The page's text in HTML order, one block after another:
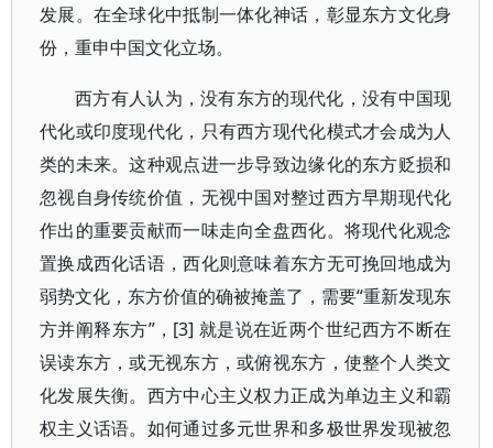
发展。在全球化中抵制一体化神话，彰显东方文化身
份，重申中国文化立场。
西方有人认为，没有东方的现代化，没有中国现
代化或印度现代化，只有西方现代化模式才会成为人
类的未来。这种观点进一步导致边缘化的东方贬损和
忽视自身传统价值，无视中国对整过西方早期现代化
作出的重要贡献而一味走向全盘西化。将现代化观念
置换成西化话语，西化则意味着东方无可挽回地成为
弱势文化，东方价值的确被掩盖了，需要“重新发现东
方并阐释东方”，[3] 就是说在近两个世纪西方不断在
误读东方，或无视东方，或俯视东方，使整个人类文
化发展失衡。西方中心主义权力正成为单边主义和霸
权主义话语。如何通过多元世界和多极世界发现被忽